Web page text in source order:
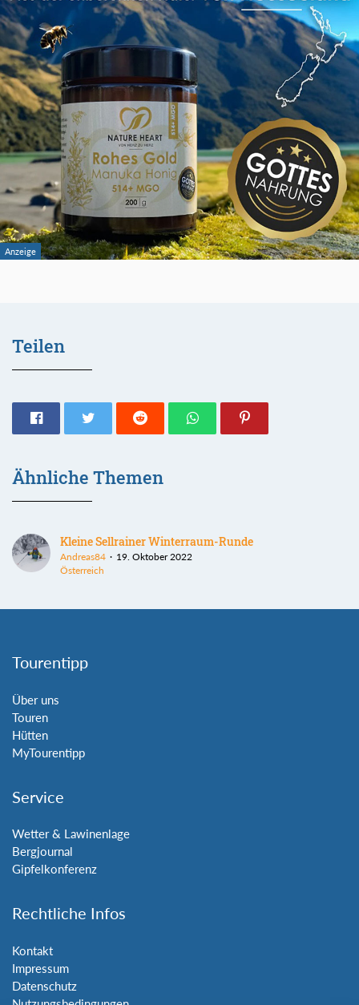
Teilen
Ähnliche Themen
Kleine Sellrainer Winterraum-Runde
Andreas84
19. Oktober 2022
Österreich
Tourentipp
Über uns
Touren
Hütten
MyTourentipp
Service
Wetter & Lawinenlage
Bergjournal
Gipfelkonferenz
Rechtliche Infos
Kontakt
Impressum
Datenschutz